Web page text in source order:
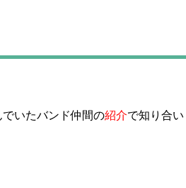
いたバンド仲間の紹介で知り合い